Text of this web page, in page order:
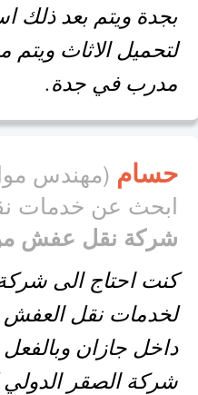
بجدة ويتم بعد ذلك
لتحميل الاثاث
مدرب في جدة.
حسام(مهندس
ابحث عن خدمات
شركة نقل عفش من
كنت احتاج الى
لخدمات نقل العفش
داخل جازان
شركة الصقر